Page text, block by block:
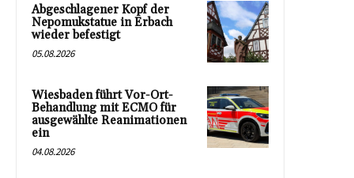
Abgeschlagener Kopf der
Nepomukstatue in Erbach
wieder befestigt
05.08.2026
Wiesbaden führt Vor-Ort-
Behandlung mit ECMO für
ausgewählte Reanimationen
ein
04.08.2026